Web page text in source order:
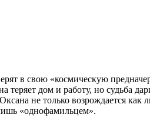
в свою «космическую
дом и работу, но судьба
не только возрождается как
«однофамильцем».